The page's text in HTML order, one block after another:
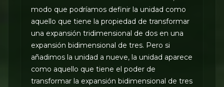
modo que podríamos definir la unidad como
aquello que tiene la propiedad de transformar
una expansión tridimensional de dos en una
expansión bidimensional de tres. Pero si
añadimos la unidad a nueve, la unidad aparece
como aquello que tiene el poder de
transformar la expansión bidimensional de tres